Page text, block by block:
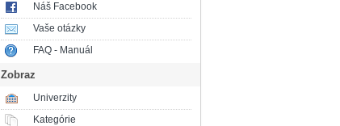
Náš Facebook
Vaše otázky
FAQ - Manuál
Zobraz
Univerzity
Kategórie